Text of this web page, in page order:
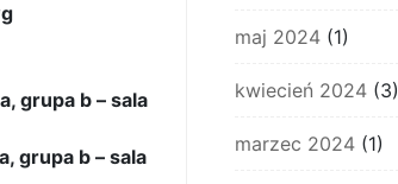
grupa b – sala
grupa b – sala
maj 2024 (1)
kwiecień 2024 (3)
marzec 2024 (1)